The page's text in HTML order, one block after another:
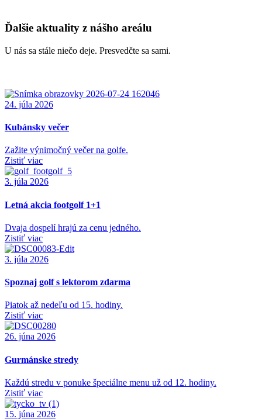
Ďalšie aktuality z nášho areálu
U nás sa stále niečo deje. Presvedčte sa sami.
24. júla 2026
Kubánsky večer
Zažite výnimočný večer na golfe.
Zistiť viac
3. júla 2026
Letná akcia footgolf 1+1
Dvaja dospelí hrajú za cenu jedného.
Zistiť viac
3. júla 2026
Spoznaj golf s lektorom zdarma
Piatok až nedeľu od 15. hodiny.
Zistiť viac
26. júna 2026
Gurmánske stredy
Každú stredu v ponuke špeciálne menu už od 12. hodiny.
Zistiť viac
15. júna 2026